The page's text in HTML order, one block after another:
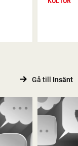
Gå till Insänt